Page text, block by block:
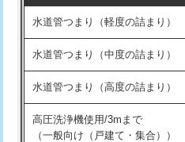
洗面台設置
化粧台設置
追加人工
廃棄・処分
交換・取付(排水栓・排水トラップ
水道管つまり（軽度の詰まり）
水道管つまり（中度の詰まり）
水道管つまり（高度の詰まり）
高圧洗浄機使用/3mまで
（一般向け（戸建て・集合））